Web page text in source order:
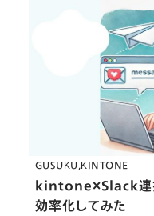
GUSUKU KINTONE
kintone×Slack連
効率化してみた